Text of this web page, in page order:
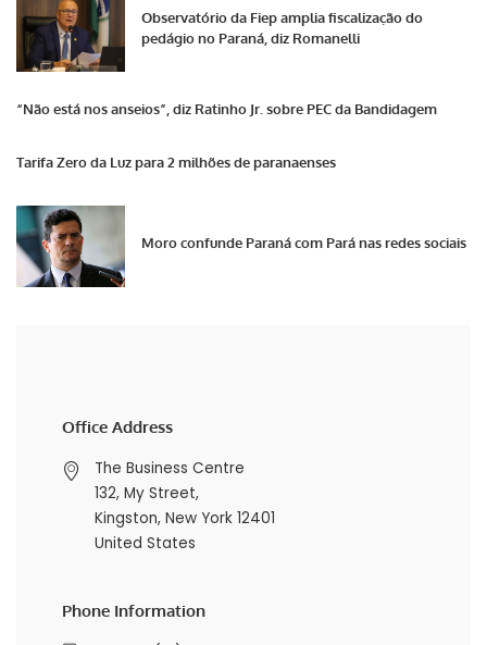
Observatório da Fiep amplia fiscalização do
pedágio no Paraná, diz Romanelli
“Não está nos anseios”, diz Ratinho Jr. sobre PEC da Bandidagem
Tarifa Zero da Luz para 2 milhões de paranaenses
Moro confunde Paraná com Pará nas redes sociais
Office Address
The Business Centre
132, My Street,
Kingston, New York 12401
United States
Phone Information